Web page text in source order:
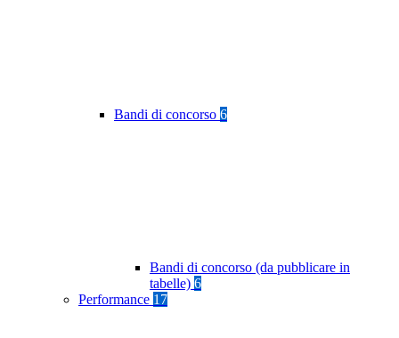
Bandi di concorso 6
Bandi di concorso (da pubblicare in
tabelle) 6
Performance 17